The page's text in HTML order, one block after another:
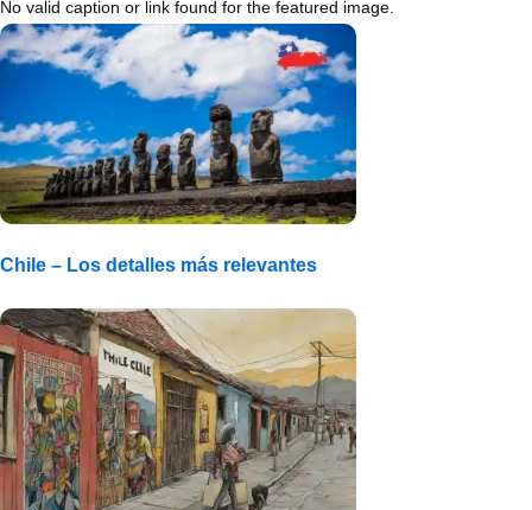
No valid caption or link found for the featured image.
Chile – Los detalles más relevantes